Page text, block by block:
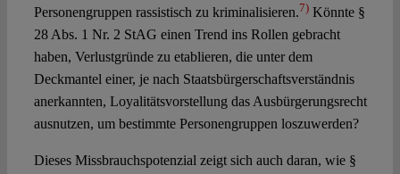
Personengruppen rassistisch zu kriminalisieren.7)Könnte §
28 Abs. 1 Nr. 2 StAG einen Trend ins Rollen gebracht
haben, Verlustgründe zu etablieren, die unter dem
Deckmantel einer, je nach Staatsbürgerschaftsverständnis
anerkannten, Loyalitätsvorstellung das Ausbürgerungsrecht
ausnutzen, um bestimmte Personengruppen loszuwerden?
Dieses Missbrauchspotenzial zeigt sich auch daran, wie §